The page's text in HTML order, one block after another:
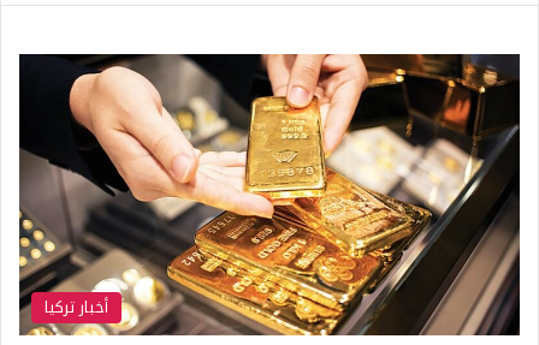
أخبار تركيا